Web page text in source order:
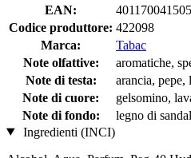
EAN:
Codice produttore: 422098
Marca:
Tabac
Note olfattive:
aromatiche,
Note di testa:
arancia, pepe,
Note di cuore:
gelsomino,
Note di fondo:
legno di
Ingredienti (INCI)